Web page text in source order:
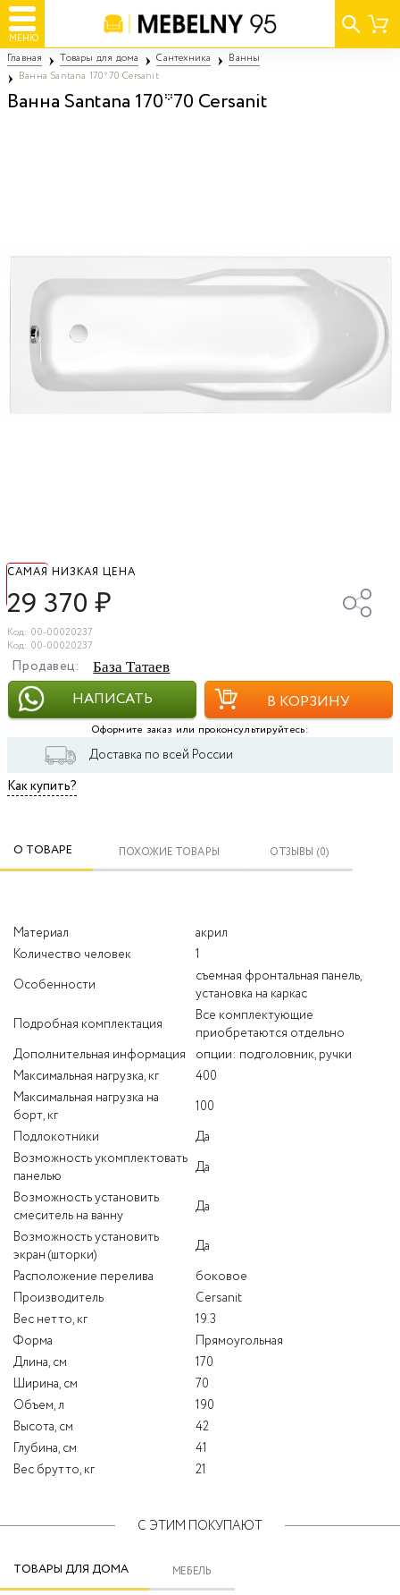
МЕНЮ
Главная Товары для дома Сантехника
Ванны
Ванна Santana 170*70 Cersanit
Ванна Santana 170*70 Cersanit
САМАЯ НИЗКАЯ ЦЕНА
29 370₽
Код: 00-00020237
Код: 00-00020237
Продавец: База Татаев
НАПИСАТЬ В КОРЗИНУ
Оформите заказ или проконсультируйтесь:
Доставка по всей России
Как купить?
О ТОВАРЕ ПОХОЖИЕ ТОВАРЫ ОТЗЫВЫ (0)
Материал
акрил
Количество человек
1
Особенности
съемная фронтальная панель,
установка на каркас
Подробная комплектация
Все комплектующие
приобретаются отдельно
Дополнительная информация
опции: подголовник, ручки
Максимальная нагрузка, кг
400
Максимальная нагрузка на
борт, кг
100
Подлокотники
Да
Возможность укомплектовать
панелью
Да
Возможность установить
смеситель на ванну
Да
Возможность установить
экран (шторки)
Да
Расположение перелива
боковое
Производитель
Cersanit
Вес нетто, кг
19.3
Форма
Прямоугольная
Длина, см
170
Ширина, см
70
Объем, л
190
Высота, см
42
Глубина, см
41
Вес брутто, кг
21
С ЭТИМ ПОКУПАЮТ
ТОВАРЫ ДЛЯ ДОМА МЕБЕЛЬ